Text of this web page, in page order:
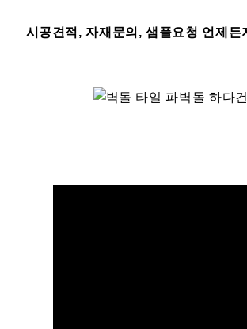
시공견적, 자재문의, 샘플요청 언제든